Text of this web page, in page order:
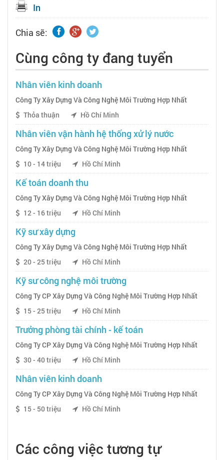
In
Chia sẽ:
Cùng công ty đang tuyển
Nhân viên kinh doanh
Công Ty Xây Dựng Và Công Nghệ Môi Trường Hợp Nhất
Thỏa thuận
Hồ Chí Minh
Nhân viên vận hành hệ thống xử lý nước
Công Ty Xây Dựng Và Công Nghệ Môi Trường Hợp Nhất
10 - 14 triệu
Hồ Chí Minh
Kế toán doanh thu
Công Ty Xây Dựng Và Công Nghệ Môi Trường Hợp Nhất
12 - 16 triệu
Hồ Chí Minh
Kỹ sư xây dựng
Công Ty Xây Dựng Và Công Nghệ Môi Trường Hợp Nhất
20 - 25 triệu
Hồ Chí Minh
Kỹ sư công nghệ môi trường
Công Ty CP Xây Dựng Và Công Nghệ Môi Trường Hợp Nhất
15 - 25 triệu
Hồ Chí Minh
Trưởng phòng tài chính - kế toán
Công Ty CP Xây Dựng Và Công Nghệ Môi Trường Hợp Nhất
30 - 40 triệu
Hồ Chí Minh
Nhân viên kinh doanh
Công Ty CP Xây Dựng Và Công Nghệ Môi Trường Hợp Nhất
15 - 50 triệu
Hồ Chí Minh
Các công việc tương tự